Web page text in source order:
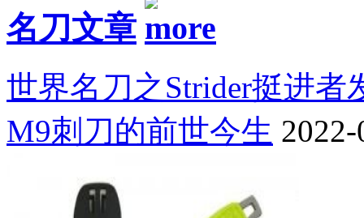
名刀文章
世界名刀之Strider挺进者
M9刺刀的前世今生